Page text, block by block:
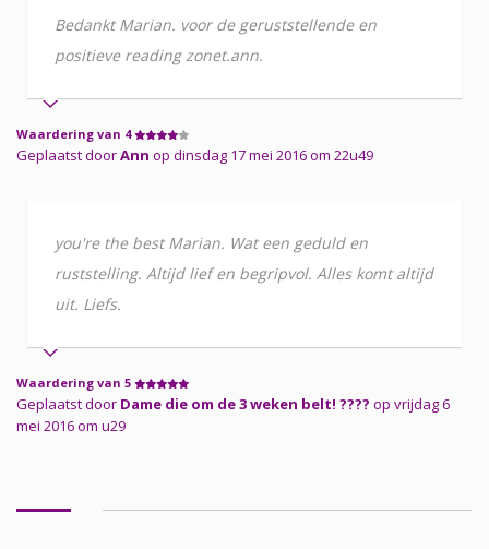
Bedankt Marian. voor de geruststellende en
positieve reading zonet.ann.
Waardering van 4
Geplaatst doorAnn op dinsdag 17 mei 2016 om 22u49
you're the best Marian. Wat een geduld en
ruststelling. Altijd lief en begripvol. Alles komt altijd
uit. Liefs.
Waardering van 5
Geplaatst door Dame die om de 3 weken belt! ???? op vrijdag 6
mei 2016 om u29